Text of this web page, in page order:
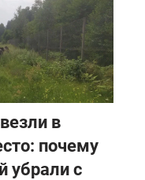
в
почему
убрали с